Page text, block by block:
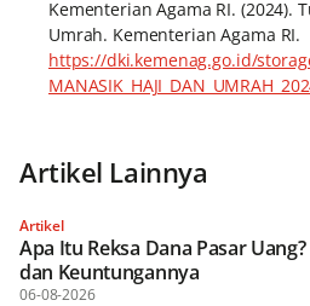
Kementerian Agama RI. (2024).
Umrah. Kementerian Agama RI.
https://dki.kemenag.go.id/
Artikel Lainnya
Artikel
Apa Itu Reksa Dana Pasar
dan Keuntungannya
06-08-2026